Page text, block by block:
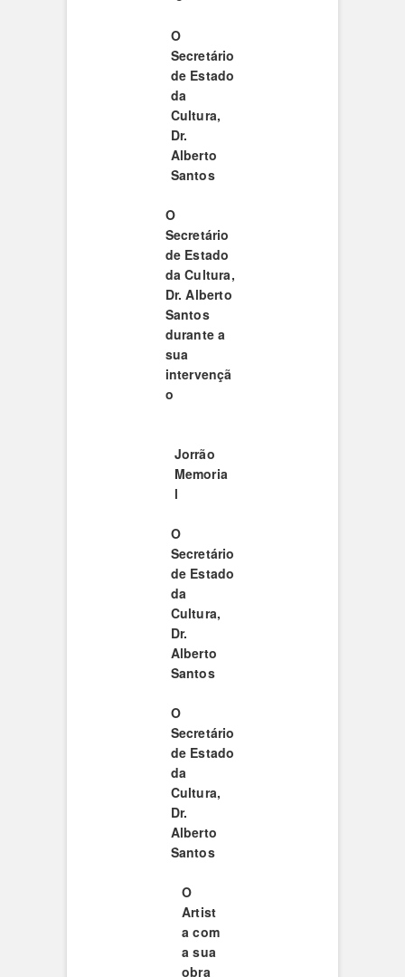
O
Secretário
de Estado
da
Cultura,
Dr.
Alberto
Santos
O
Secretário
de Estado
da Cultura,
Dr. Alberto
Santos
durante a
sua
intervençã
o
Jorrão
Memoria
l
O
Secretário
de Estado
da
Cultura,
Dr.
Alberto
Santos
O
Secretário
de Estado
da
Cultura,
Dr.
Alberto
Santos
O
Artist
a com
a sua
obra